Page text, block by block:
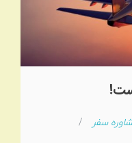
سفر /